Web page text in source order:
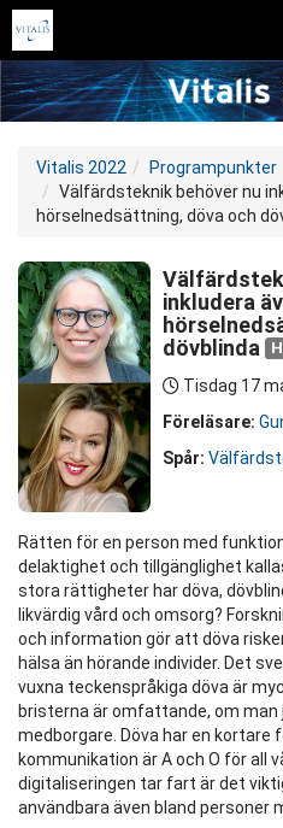
Vitalis 2022
Programpunkter
Välfärdsteknik behöver nu
hörselnedsättning, döva och
inkludera
dövblinda
Tisdag 17
Föreläsare:
Spår:
Rätten för en person med
delaktighet och tillgänglighet
stora rättigheter har döva,
likvärdig vård och omsorg?
och information gör att döva
hälsa än hörande individer. Det
vuxna teckenspråkiga döva är
bristerna är omfattande, om
medborgare. Döva har en kortare
kommunikation är A och O för all
digitaliseringen tar fart är det
användbara även bland personer